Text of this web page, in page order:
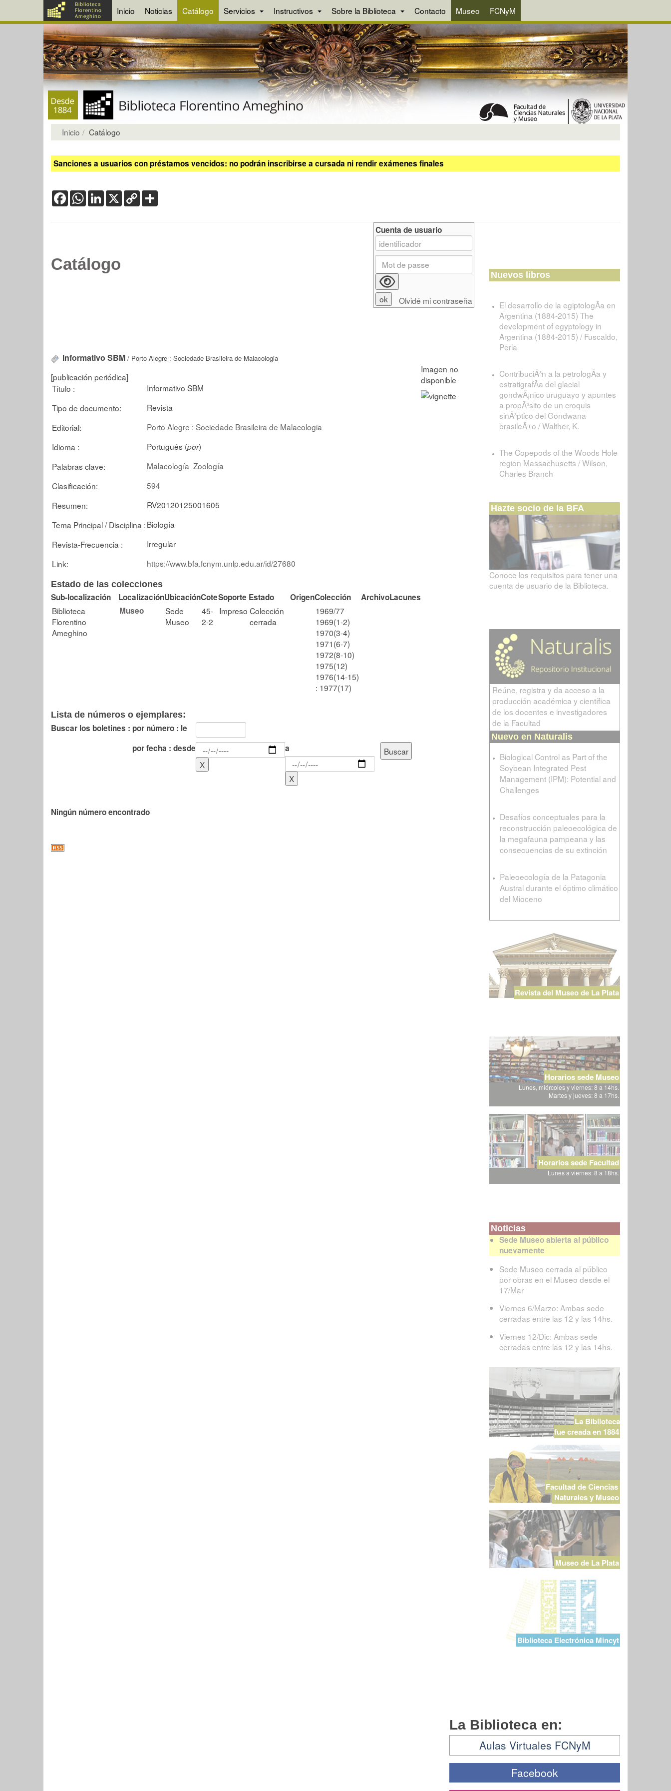
Inicio Noticias Catálogo Servicios Instructivos Sobre la Biblioteca Contacto Museo FCNyM
Inicio Catálogo
Sanciones a usuarios con préstamos vencidos: no podrán inscribirse a cursada ni rendir exámenes finales
FacebookWhatsApp
LinkedIn
X Copy
Link
Catálogo
Informativo SBM / Porto Alegre : Sociedade Brasileira de Malacologia
[publicación periódica]
Título :
Informativo SBM
Tipo de documento:
Revista
Editorial:
Porto Alegre : Sociedade Brasileira de Malacologia
Idioma :
Portugués (por)
Palabras clave:
Malacología Zoología
Clasificación:
594
Resumen:
RV20120125001605
Tema Principal / Disciplina :Biología
Revista-Frecuencia :
Irregular
Link:
https://www.bfa.fcnym.unlp.edu.ar/id/27680
Estado de las colecciones
Sub-localización LocalizaciónUbicaciónCoteSoporte Estado OrigenColección ArchivoLacunes
Biblioteca
Florentino
Ameghino
Museo
Sede
Museo
45-
2-2
Impreso Colección
cerrada
1969/77
1969(1-2)
1970(3-4)
1971(6-7)
1972(8-10)
1975(12)
1976(14-15)
: 1977(17)
Lista de números o ejemplares:
Buscar los boletines : por número : le
por fecha : desde
a
Ningún número encontrado
Cuenta de usuario
Olvidé mi contraseña
Nuevos libros
El desarrollo de la egiptologÃ­a en
Argentina (1884-2015) The
development of egyptology in
Argentina (1884-2015) / Fuscaldo,
Perla
ContribuciÃ³n a la petrologÃ­a y
estratigrafÃ­a del glacial
gondwÃ¡nico uruguayo y apuntes
a propÃ³sito de un croquis
sinÃ³ptico del Gondwana
brasileÃ±o / Walther, K.
The Copepods of the Woods Hole
region Massachusetts / Wilson,
Charles Branch
Hazte socio de la BFA
Conoce los requisitos para tener una
cuenta de usuario de la Biblioteca.
Reúne, registra y da acceso a la
producción académica y científica
de los docentes e investigadores
de la Facultad
Nuevo en Naturalis
Biological Control as Part of the
Soybean Integrated Pest
Management (IPM): Potential and
Challenges
Desafíos conceptuales para la
reconstrucción paleoecológica de
la megafauna pampeana y las
consecuencias de su extinción
Paleoecología de la Patagonia
Austral durante el óptimo climático
del Mioceno
Revista del Museo de La Plata
Horarios sede Museo
Lunes, miércoles y viernes: 8 a 14hs.
Martes y jueves: 8 a 17hs.
Horarios sede Facultad
Lunes a viernes: 8 a 18hs.
Noticias
Sede Museo abierta al público
nuevamente
Sede Museo cerrada al público
por obras en el Museo desde el
17/Mar
Viernes 6/Marzo: Ambas sede
cerradas entre las 12 y las 14hs.
Viernes 12/Dic: Ambas sede
cerradas entre las 12 y las 14hs.
La Biblioteca
fue creada en 1884
Facultad de Ciencias
Naturales y Museo
Museo de La Plata
Biblioteca Electrónica Mincyt
La Biblioteca en:
Aulas Virtuales FCNyM
Facebook